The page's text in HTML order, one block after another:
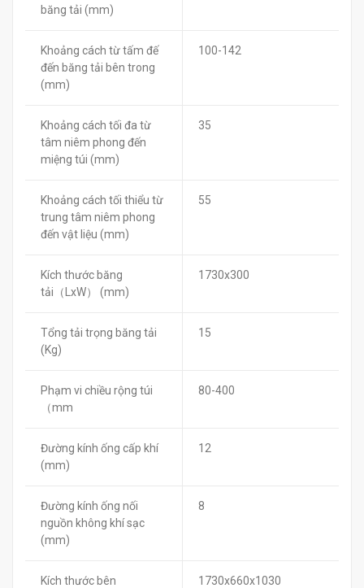
băng tải (mm)
Khoảng cách từ tấm đế
đến băng tải bên trong
(mm)
100-142
Khoảng cách tối đa từ
tâm niêm phong đến
miệng túi (mm)
35
Khoảng cách tối thiểu từ
trung tâm niêm phong
đến vật liệu (mm)
55
Kích thước băng
tải（LxW） (mm)
1730x300
Tổng tải trọng băng tải
(Kg)
15
Phạm vi chiều rộng túi
（mm
80-400
Đường kính ống cấp khí
(mm)
12
Đường kính ống nối
nguồn không khí sạc
(mm)
8
Kích thước bên
1730x660x1030